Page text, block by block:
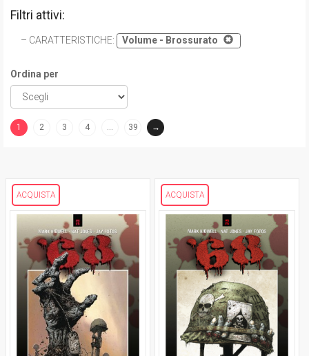
Filtri attivi:
CARATTERISTICHE: Volume - Brossurato
Ordina per
1
2 3 4 … 39 →
ACQUISTA ACQUISTA